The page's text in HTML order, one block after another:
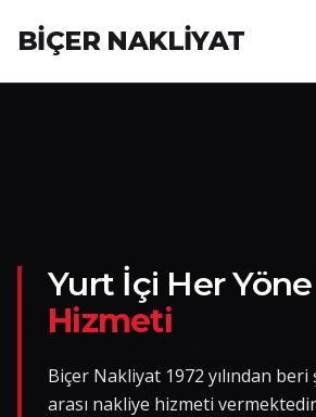
BİÇER NAKLİYAT
Nakliye Yük İlanları
Blog
İletişim
Yurt İçi Her Yöne
Hizmeti
Biçer Nakliyat 1972 yılından
arası nakliye hizmeti